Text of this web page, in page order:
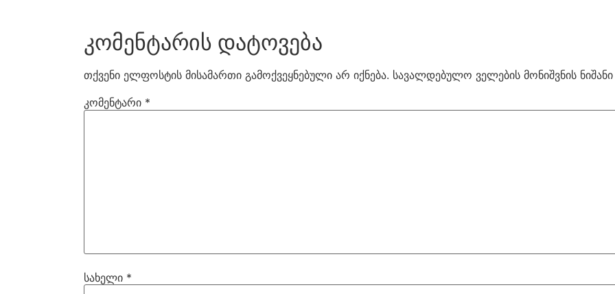
კომენტარის დატოვება
თქვენი ელფოსტის მისამართი გამოქვეყნებული არ იქნება. სავალდებულო ველების მონიშვნის
კომენტარი *
სახელი *